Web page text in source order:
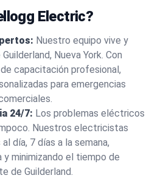
Electric?
Nuestro equipo vive y
Nueva York. Con
capacitación profesional,
para emergencias
24/7: Los problemas eléctricos
Nuestros electricistas
día, 7 días a la semana,
y minimizando el tiempo de
de Guilderland.